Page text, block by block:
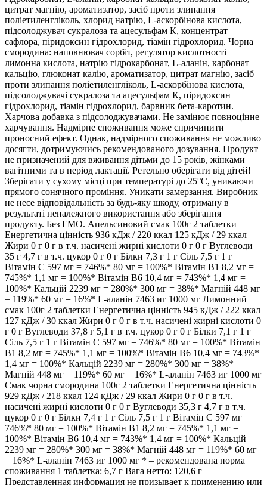
цитрат магнію, ароматизатор, засіб проти злипання
поліетиленгліколь, хлорид натрію, L-аскорбінова кислота,
підсолоджувач сукралоза та ацесульфам К, концентрат
сафлора, піридоксин гідрохлорид, тіамін гідрохлорид. Чорна
смородина: наповнювач сорбіт, регулятор кислотності
лимонна кислота, натрію гідрокарбонат, L-аланін, карбонат
кальцію, глюконат калію, ароматизатор, цитрат магнію, засіб
проти злипання поліетиленгліколь, L-аскорбінова кислота,
підсолоджувачі сукралоза та ацесульфам К, піридоксин
гідрохлорид, тіамін гідрохлорид, барвник бета-каротин.
Харчова добавка з підсолоджувачами. Не замінює повноцінне
харчування. Надмірне споживання може спричинити
проносний ефект. Однак, надмірного споживання не можливо
досягти, дотримуючись рекомендованого дозування. Продукт
не призначений для вживання дітьми до 15 років, жінками
вагітними та в період лактації. Ретельно оберігати від дітей!
Зберігати у сухому місці при температурі до 25°C, уникаючи
прямого сонячного проміння. Уникати замерзання. Виробник
не несе відповідальність за будь-яку шкоду, отриману в
результаті неналежного використання або зберігання
продукту. Без ГМО. Апельсиновий смак 100г 2 таблетки
Енергетична цінність 936 кДж / 220 ккал 125 кДж / 29 ккал
Жири 0 г 0 г в т.ч. насичені жирні кислоти 0 г 0 г Вуглеводи
35 г 4,7 г в т.ч. цукор 0 г 0 г Білки 7,3 г 1 г Сіль 7,5 г 1 г
Вітамін C 597 мг = 746%* 80 мг = 100%* Вітамін B1 8,2 мг =
745%* 1,1 мг = 100%* Вітамін B6 10,4 мг = 743%* 1,4 мг =
100%* Кальцій 2239 мг = 280%* 300 мг = 38%* Магній 448 мг
= 119%* 60 мг = 16%* L-аланін 7463 иг 1000 мг Лимонний
смак 100г 2 таблетки Енергетична цінність 945 кДж / 222 ккал
127 кДж / 30 ккал Жири 0 г 0 г в т.ч. насичені жирні кислоти 0
г 0 г Вуглеводи 37,8 г 5,1 г в т.ч. цукор 0 г 0 г Білки 7,1 г 1 г
Сіль 7,5 г 1 г Вітамін C 597 мг = 746%* 80 мг = 100%* Вітамін
B1 8,2 мг = 745%* 1,1 мг = 100%* Вітамін B6 10,4 мг = 743%*
1,4 мг = 100%* Кальцій 2239 мг = 280%* 300 мг = 38%*
Магній 448 мг = 119%* 60 мг = 16%* L-аланін 7463 иг 1000 мг
Смак чорна смородина 100г 2 таблетки Енергетична цінність
929 кДж / 218 ккал 124 кДж / 29 ккал Жири 0 г 0 г в т.ч.
насичені жирні кислоти 0 г 0 г Вуглеводи 35,3 г 4,7 г в т.ч.
цукор 0 г 0 г Білки 7,4 г 1 г Сіль 7,5 г 1 г Вітамін C 597 мг =
746%* 80 мг = 100%* Вітамін B1 8,2 мг = 745%* 1,1 мг =
100%* Вітамін B6 10,4 мг = 743%* 1,4 мг = 100%* Кальцій
2239 мг = 280%* 300 мг = 38%* Магній 448 мг = 119%* 60 мг
= 16%* L-аланін 7463 иг 1000 мг * – рекомендована норма
споживання 1 таблетка: 6,7 г Вага нетто: 120,6 г
Представленная информация не призывает к применению или